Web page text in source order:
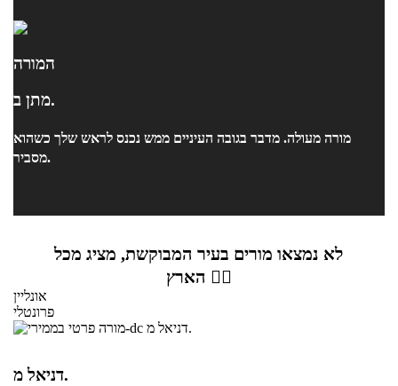
המורה
מתן ב.
מורה מעולה. מדבר בגובה העיניים ממש נכנס לראש שלך כשהוא
מסביר.
לא נמצאו מורים בעיר המבוקשת, מציג מכל
הארץ 👇🏼
אונליין
פרונטלי
דניאל מ.